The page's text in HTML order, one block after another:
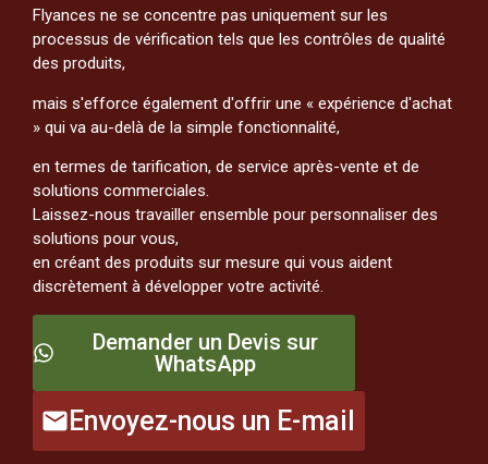
Flyances ne se concentre pas uniquement sur les
processus de vérification tels que les contrôles de qualité
des produits,
mais s'efforce également d'offrir une « expérience d'achat
» qui va au-delà de la simple fonctionnalité,
en termes de tarification, de service après-vente et de
solutions commerciales.
Laissez-nous travailler ensemble pour personnaliser des
solutions pour vous,
en créant des produits sur mesure qui vous aident
discrètement à développer votre activité.
Demander un Devis sur
WhatsApp
Envoyez-nous un E-mail